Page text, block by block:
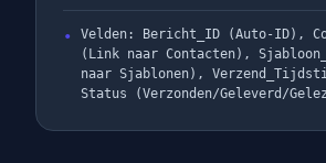
Velden: Bericht_ID (Auto-ID),
(Link naar Contacten),
naar Sjablonen),
Status (Verzonden/Geleverd/